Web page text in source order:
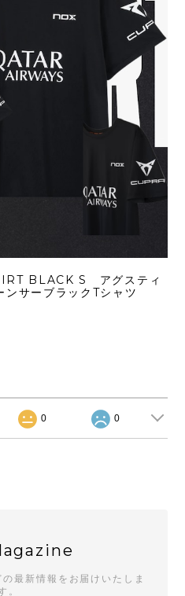
BLACK S アグスティ
サーブラックTシャツ
0 0
最新情報をお届けいたしま
。